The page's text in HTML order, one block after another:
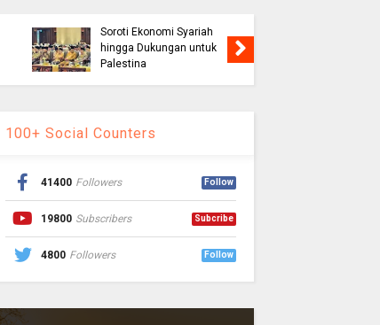
Soroti Ekonomi Syariah
hingga Dukungan untuk
Palestina
100+ Social Counters
41400 Followers Follow
19800 Subscribers Subcribe
4800 Followers Follow